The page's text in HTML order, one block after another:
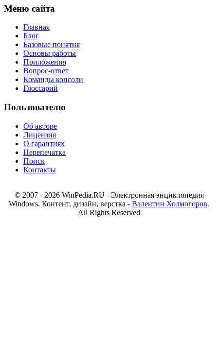
Меню сайта
Главная
Блог
Базовые понятия
Основы работы
Приложения
Вопрос-ответ
Команды консоли
Глоссарий
Пользователю
Об авторе
Лицензия
О гарантиях
Перепечатка
Поиск
Контакты
© 2007 - 2026 WinPedia.RU - Электронная энциклопедия
Windows. Контент, дизайн, верстка - Валентин Холмогоров.
All Rights Reserved